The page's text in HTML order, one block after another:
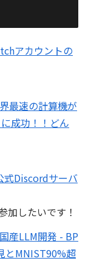
アカウントの
最速の計算機が
成功！！どん
Discordサーバ
加したいです！
産LLM開発 - BP
とMNIST90%超